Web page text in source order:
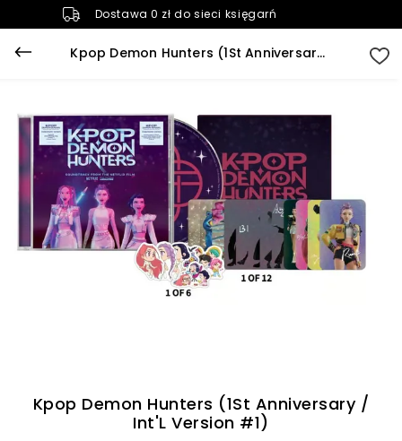
Dostawa 0 zł do sieci księgarń
Kpop Demon Hunters (1St Anniversary / Int'L Version #1)
Kpop Demon Hunters (1St Anniversary /
Int'L Version #1)